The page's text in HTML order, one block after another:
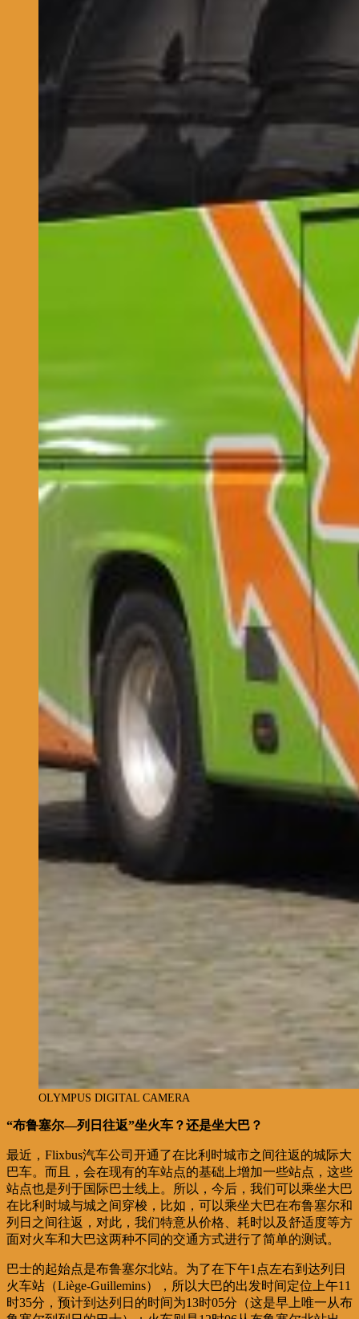
OLYMPUS DIGITAL CAMERA
“布鲁塞尔—列日往返”坐火车？还是坐大巴？
最近，Flixbus汽车公司开通了在比利时城市之间往返的城际大
巴车。而且，会在现有的车站点的基础上增加一些站点，这些
站点也是列于国际巴士线上。所以，今后，我们可以乘坐大巴
在比利时城与城之间穿梭，比如，可以乘坐大巴在布鲁塞尔和
列日之间往返，对此，我们特意从价格、耗时以及舒适度等方
面对火车和大巴这两种不同的交通方式进行了简单的测试。
巴士的起始点是布鲁塞尔北站。为了在下午1点左右到达列日
火车站（Liège-Guillemins），所以大巴的出发时间定位上午11
时35分，预计到达列日的时间为13时05分（这是早上唯一从布